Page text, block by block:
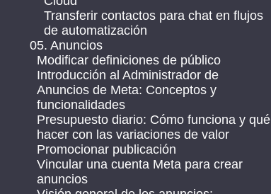
Transferir contactos para chat en flujos
de automatización
05. Anuncios
Modificar definiciones de público
Introducción al Administrador de
Anuncios de Meta: Conceptos y
funcionalidades
Presupuesto diario: Cómo funciona y qué
hacer con las variaciones de valor
Promocionar publicación
Vincular una cuenta Meta para crear
anuncios